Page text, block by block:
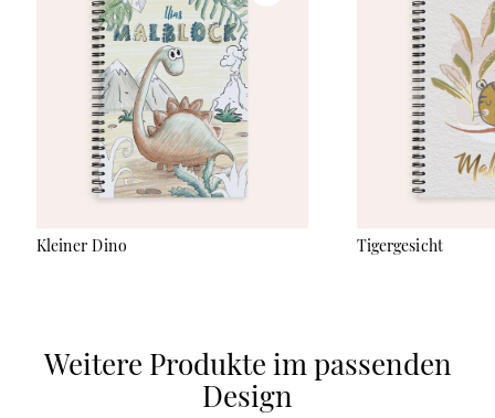
Kleiner Dino Tigergesicht
Weitere Produkte im passenden
Design